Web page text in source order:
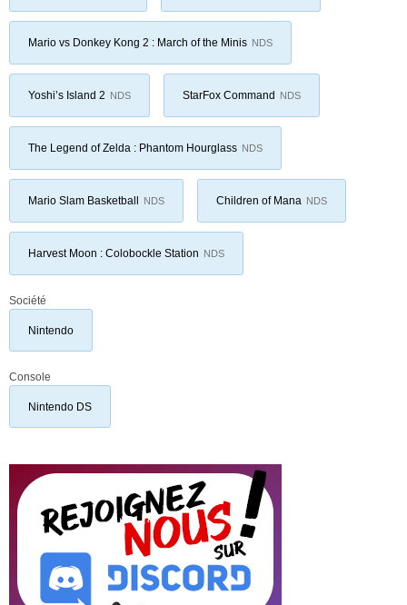
Mario vs Donkey Kong 2 : March of the Minis NDS
Yoshi’s Island 2 NDS StarFox Command NDS
The Legend of Zelda : Phantom Hourglass NDS
Mario Slam Basketball NDS Children of Mana NDS
Harvest Moon : Colobockle Station NDS
Société
Nintendo
Console
Nintendo DS